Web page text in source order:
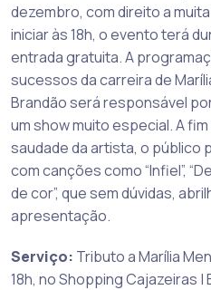
dezembro, com direito a
iniciar às 18h, o evento terá
entrada gratuita. A
sucessos da carreira de
Brandão será responsável
um show muito especial. A
saudade da artista, o
com canções como “Infiel”,
de cor”, que sem dúvidas,
apresentação.
Serviço: Tributo a Marília
18h, no Shopping Cajazeiras |